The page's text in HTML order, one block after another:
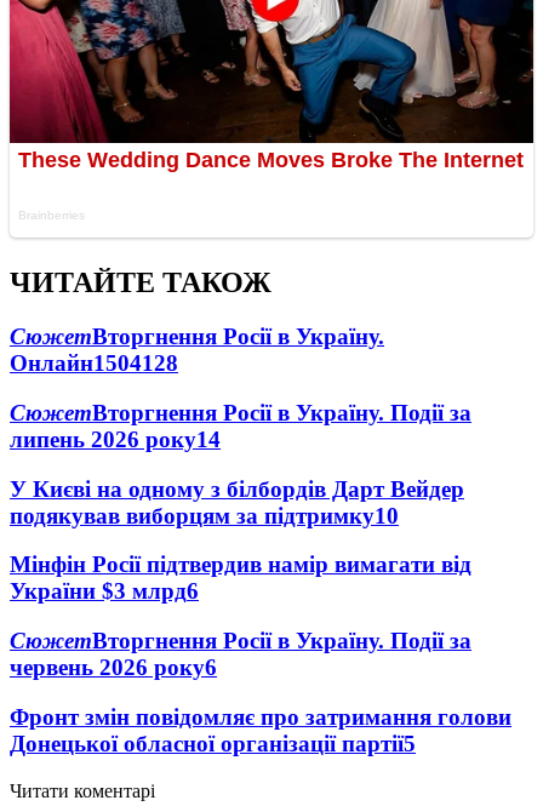
ЧИТАЙТЕ ТАКОЖ
СюжетВторгнення Росії в Україну.
Онлайн1504128
СюжетВторгнення Росії в Україну. Події за
липень 2026 року14
У Києві на одному з білбордів Дарт Вейдер
подякував виборцям за підтримку10
Мінфін Росії підтвердив намір вимагати від
України $3 млрд6
СюжетВторгнення Росії в Україну. Події за
червень 2026 року6
Фронт змін повідомляє про затримання голови
Донецької обласної організації партії5
Читати коментарі